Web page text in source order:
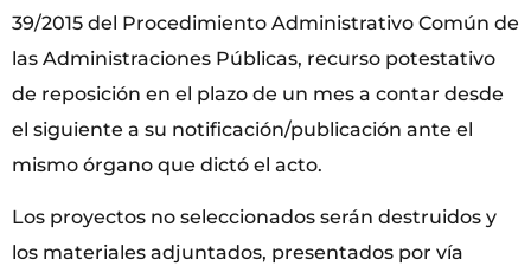
39/2015 del Procedimiento Administrativo Común de
las Administraciones Públicas, recurso potestativo
de reposición en el plazo de un mes a contar desde
el siguiente a su notificación/publicación ante el
mismo órgano que dictó el acto.
Los proyectos no seleccionados serán destruidos y
los materiales adjuntados, presentados por vía